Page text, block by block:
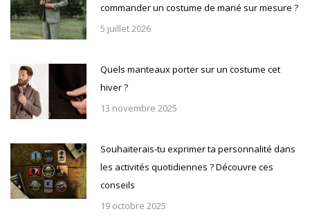
commander un costume de marié sur mesure ?
5 juillet 2026
Quels manteaux porter sur un costume cet
hiver ?
13 novembre 2025
Souhaiterais-tu exprimer ta personnalité dans
les activités quotidiennes ? Découvre ces
conseils
19 octobre 2025